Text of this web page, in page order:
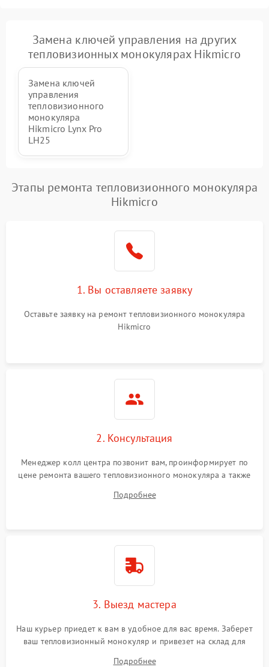
Замена ключей управления на других
тепловизионных монокулярах Hikmicro
Замена ключей
управления
тепловизионного
монокуляра
Hikmicro Lynx Pro
LH25
Этапы ремонта тепловизионного монокуляра
Hikmicro
1. Вы оставляете заявку
Оставьте заявку на ремонт тепловизионного монокуляра
Hikmicro
2. Консультация
Менеджер колл центра позвонит вам, проинформирует по
цене ремонта вашего тепловизионного монокуляра а также
Подробнее
3. Выезд мастера
Наш курьер приедет к вам в удобное для вас время. Заберет
ваш тепловизионный монокуляр и привезет на склад для
Подробнее